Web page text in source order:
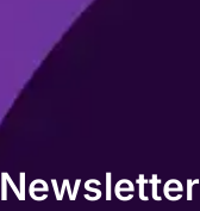
Newsletter